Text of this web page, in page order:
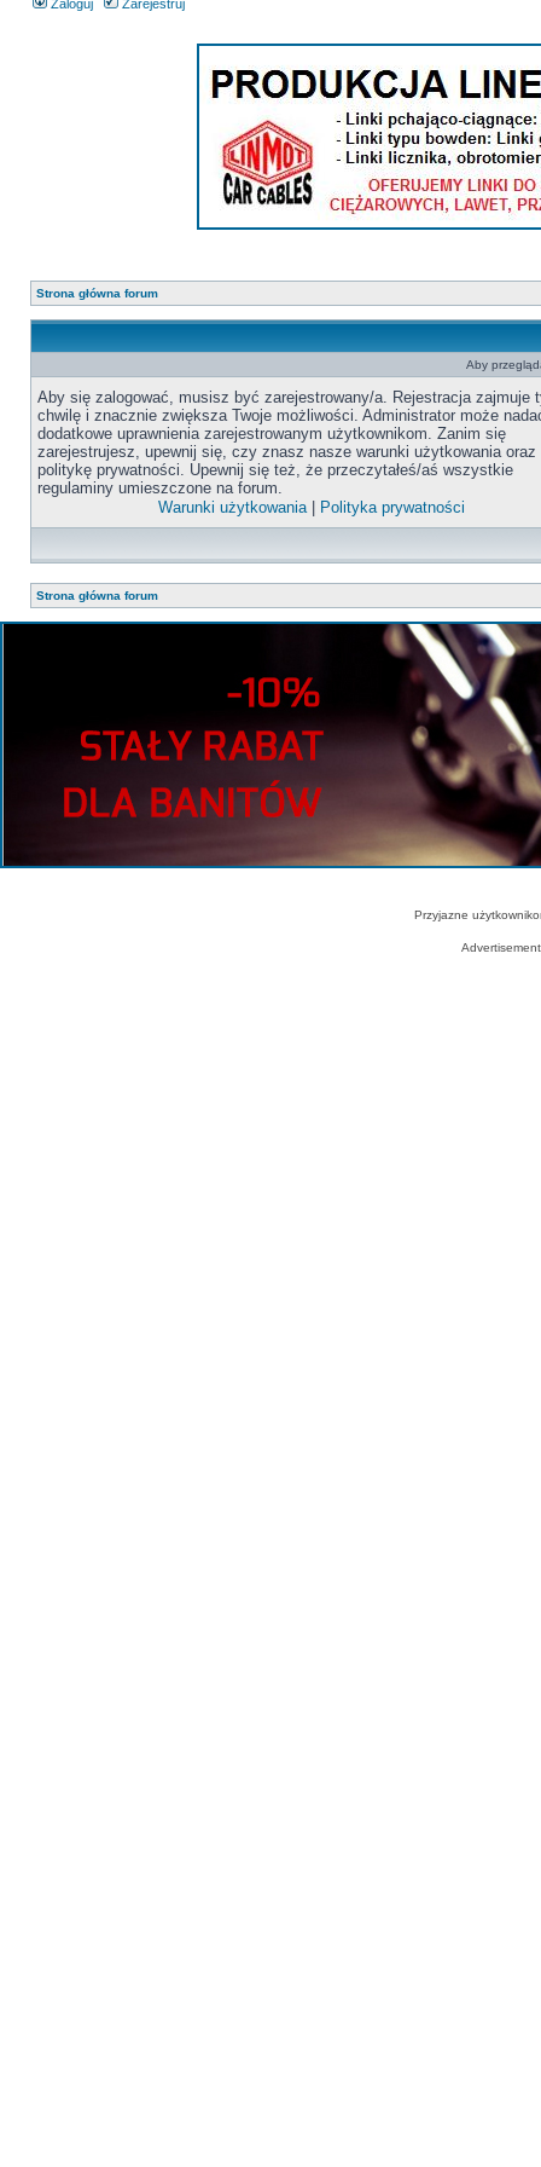
Zaloguj Zarejestruj
Strona główna forum
Aby
Aby się zalogować, musisz być zarejestrowany/a. Rejestracja zajmuje
chwilę i znacznie zwiększa Twoje możliwości. Administrator może
dodatkowe uprawnienia zarejestrowanym użytkownikom. Zanim się
zarejestrujesz, upewnij się, czy znasz nasze warunki użytkowania oraz
politykę prywatności. Upewnij się też, że przeczytałeś/aś wszystkie
regulaminy umieszczone na forum.
Warunki użytkowania| Polityka prywatności
Strona główna forum
Przyjazne